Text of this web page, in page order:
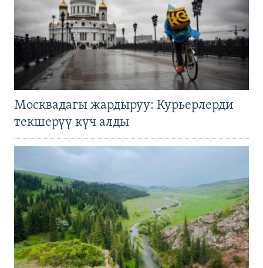
Москвадагы жардыруу: Курьерлерди
текшерүү күч алды